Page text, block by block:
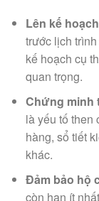
Lên kế
trước lịch
kế hoạch cụ
quan trọng.
Chứng minh
là yếu tố then
hàng, sổ tiết
khác.
Đảm bảo hộ
còn hạn ít